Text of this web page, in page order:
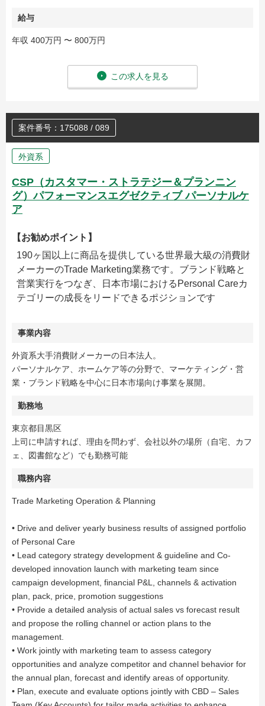
給与
年収 400万円 〜 800万円
この求人を見る
案件番号：175088 / 089
外資系
CSP（カスタマー・ストラテジー＆プランニン
グ）パフォーマンスエグゼクティブ パーソナルケ
ア
【お勧めポイント】
190ヶ国以上に商品を提供している世界最大級の消費財
メーカーのTrade Marketing業務です。ブランド戦略と
営業実行をつなぎ、日本市場におけるPersonal Careカ
テゴリーの成長をリードできるポジションです
事業内容
外資系大手消費財メーカーの日本法人。
パーソナルケア、ホームケア等の分野で、マーケティング・営
業・ブランド戦略を中心に日本市場向け事業を展開。
勤務地
東京都目黒区
上司に申請すれば、理由を問わず、会社以外の場所（自宅、カフ
ェ、図書館など）でも勤務可能
職務内容
Trade Marketing Operation & Planning
• Drive and deliver yearly business results of assigned portfolio
of Personal Care
• Lead category strategy development & guideline and Co-
developed innovation launch with marketing team since
campaign development, financial P&L, channels & activation
plan, pack, price, promotion suggestions
• Provide a detailed analysis of actual sales vs forecast result
and propose the rolling channel or action plans to the
management.
• Work jointly with marketing team to assess category
opportunities and analyze competitor and channel behavior for
the annual plan, forecast and identify areas of opportunity.
• Plan, execute and evaluate options jointly with CBD – Sales